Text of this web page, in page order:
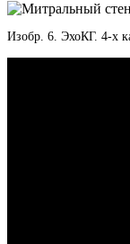
Изобр. 6. ЭхоКГ. 4-х